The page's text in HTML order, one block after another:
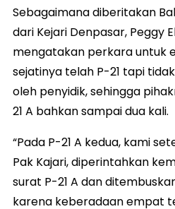
Sebagaimana diberitakan
dari Kejari Denpasar, Peggy
mengatakan perkara untuk
sejatinya telah P-21 tapi
oleh penyidik, sehingga
21 A bahkan sampai dua kali.
“Pada P-21 A kedua, kami
Pak Kajari, diperintahkan
surat P-21 A dan
karena keberadaan empat